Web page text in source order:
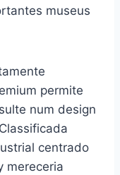
museus
permite
num design
centrado
mereceria